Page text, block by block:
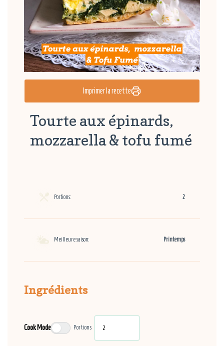
Imprimer la recette
Tourte aux épinards,
mozzarella & tofu fumé
Portions: 2
Meilleure saison: Printemps
Ingrédients
Cook Mode Portions